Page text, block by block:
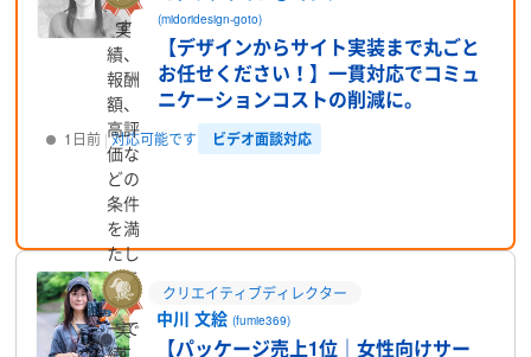
す
(midoridesign-goto)
【デザインからサイト実装まで丸ごと
お任せください！】一貫対応でコミュ
ニケーションコストの削減に。
1日前 対応可能です ビデオ面談対応
実
績、
報酬
額、
高評
価な
どの
条件
を満
たし
たラ
ンサ
ーで
す
クリエイティブディレクター
中川 文絵(fumie369)
【パッケージ売上1位｜女性向けサー
実